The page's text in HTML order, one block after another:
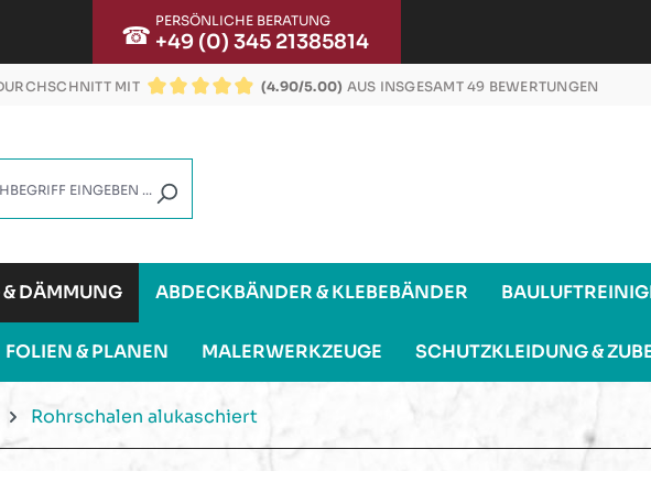
☎ PERSÖNLICHE BERATUNG
+49 (0) 345 21385814
MIT
(4.90/5.00) AUS INSGESAMT 49 BEWERTUNGEN
DÄMMUNG ABDECKBÄNDER & KLEBEBÄNDER
FOLIEN & PLANEN MALERWERKZEUGE SCHUTZKLEIDUNG &
Rohrschalen alukaschiert